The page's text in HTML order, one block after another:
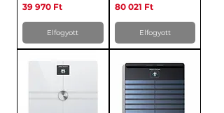
Ár
39 970 Ft
Elfogyott
Ár
80 021 Ft
Elfogyott